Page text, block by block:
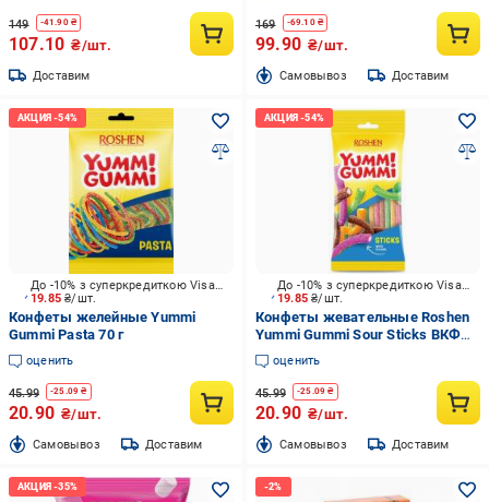
149 -41.90₴
107.10 ₴/шт.
Доставим
169 -69.10₴
99.90 ₴/шт.
Cамовывоз Доставим
19.85₴/шт.
До -10% з суперкредиткою Visa Вигода
Конфеты желейные Yummi
Gummi Pasta 70 г
оценить
45.99 -25.09 ₴
20.90 ₴/шт.
Cамовывоз Доставим
19.85₴/шт.
До -10% з суперкредиткою Visa Вигода
Конфеты жевательные Roshen
Yummi Gummi Sour Sticks ВКФ
70 г (4823077636257)
оценить
45.99 -25.09 ₴
20.90 ₴/шт.
Cамовывоз Доставим